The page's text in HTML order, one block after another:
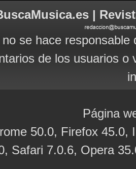
|
se hace
de los usuarios
Página
50.0, Firefox 45.0,
Safari 7.0.6, Opera